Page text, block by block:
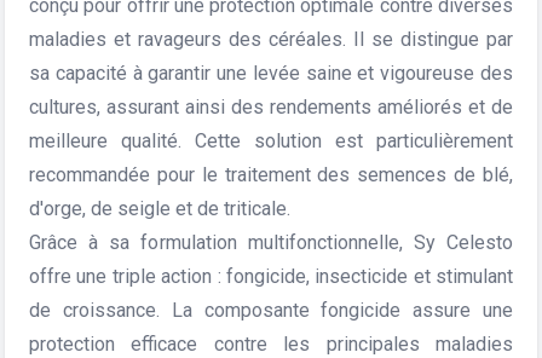
conçu pour offrir une protection optimale contre diverses
maladies et ravageurs des céréales. Il se distingue par
sa capacité à garantir une levée saine et vigoureuse des
cultures, assurant ainsi des rendements améliorés et de
meilleure qualité. Cette solution est particulièrement
recommandée pour le traitement des semences de blé,
d'orge, de seigle et de triticale.
Grâce à sa formulation multifonctionnelle, Sy Celesto
offre une triple action : fongicide, insecticide et stimulant
de croissance. La composante fongicide assure une
protection efficace contre les principales maladies